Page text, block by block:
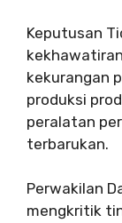
Keputusan
kekurangan
produksi
peralatan
terbarukan.
Perwakilan
mengkritik